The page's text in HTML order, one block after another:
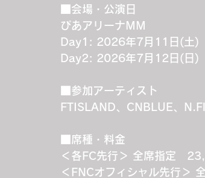
■会場・公演日
ぴあアリーナMM
Day1: 2026年7月11日(土)
Day2: 2026年7月12日(日)
■参加アーティスト
FTISLAND、CNBLUE、
■席種・料金
＜各FC先行＞ 全席指定　
＜FNCオフィシャル先行＞